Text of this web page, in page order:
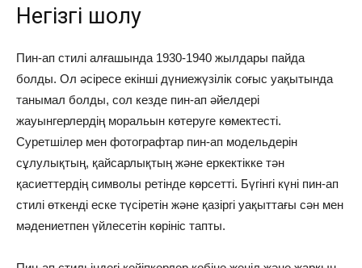
Негізгі шолу
Пин-ап стилі алғашында 1930-1940 жылдары пайда
болды. Ол әсіресе екінші дүниежүзілік соғыс уақытында
танымал болды, сол кезде пин-ап әйелдері
жауынгерлердің моральын көтеруге көмектесті.
Суретшілер мен фотографтар пин-ап модельдерін
сұлулықтың, қайсарлықтың және еркектікке тән
қасиеттердің символы ретінде көрсетті. Бүгінгі күні пин-ап
стилі өткенді еске түсіретін және қазіргі уақыттағы сән мен
мәдениетпен үйлесетін көрініс тапты.